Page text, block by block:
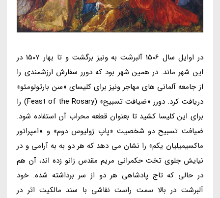
در اوایل سال 1506 آلبرشت به ونیز برگشت و تا بهار 1507 در
این شهر ماند. در همین شهر بود که دورر سفارش ارزشمندی را
از جامعه آلمانی های مهاجر ونیز برای کلیسای «سن بارتولومئو»
دریافت کرد. دورر «ضیافت تسبیح» (Feast of the Rosary) را
برای این کلیسا کشید تا بعنوان قطعه محراب آن استفاده شود.
ضیافت تسبیح دو شخصیت «پاپ ژولیوس دوم» و «امپراتور
ماکسیمیلیان یکم» را نشان می دهد که هر دو به به آرامی و در
نیایش جلوی تخت حکمرانی مریم مقدس زانو زده اند، آن هم
در حالی که تاج پادشاهی هر دو از سر برداشته شده. خود
آلبرشت در بالا سمت راست نقاشی با سند مالکیت اثر در